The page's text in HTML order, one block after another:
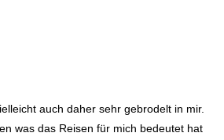
auch daher sehr gebrodelt in mir.
was das Reisen für mich bedeutet hat